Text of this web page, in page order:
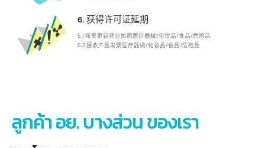
3.4 食品生产场所 (Sor Bor. 1, Or. 1)
3.5 食品注册（Sor Bor. 1、Sor Bor. 3、Sor Bor. 5、Sor Bor. 7）
4. 食品补充剂FDA注册
5.1 向进口地申请许可。和危险品的储存